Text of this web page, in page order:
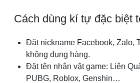
Cách dùng kí tự đặc biệt
Đặt nickname Facebook, Zalo,
không đụng hàng.
Đặt tên nhân vật game: Liên
PUBG, Roblox, Genshin…